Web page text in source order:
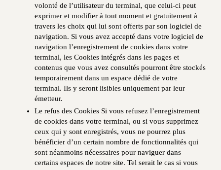
volonté de l’utilisateur du terminal, que celui-ci peut
exprimer et modifier à tout moment et gratuitement à
travers les choix qui lui sont offerts par son logiciel de
navigation. Si vous avez accepté dans votre logiciel de
navigation l’enregistrement de cookies dans votre
terminal, les Cookies intégrés dans les pages et
contenus que vous avez consultés pourront être stockés
temporairement dans un espace dédié de votre
terminal. Ils y seront lisibles uniquement par leur
émetteur.
Le refus des Cookies Si vous refusez l’enregistrement
de cookies dans votre terminal, ou si vous supprimez
ceux qui y sont enregistrés, vous ne pourrez plus
bénéficier d’un certain nombre de fonctionnalités qui
sont néanmoins nécessaires pour naviguer dans
certains espaces de notre site. Tel serait le cas si vous